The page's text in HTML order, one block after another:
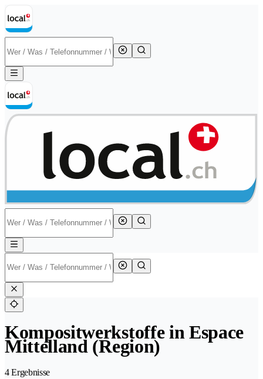
Kompositwerkstoffe in Espace
Mittelland (Region)
4 Ergebnisse